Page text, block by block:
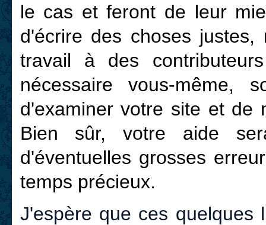
le cas et feront de leur
d'écrire des choses
travail à des
nécessaire vous-même,
d'examiner votre site et de
Bien sûr, votre aide
d'éventuelles grosses
temps précieux.
J'espère que ces quelques